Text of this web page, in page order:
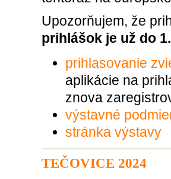
Upozorňujem, že
prihlášok je už do
prihlasovanie
aplikácie na
znova
výstavné
stránka výstavy
TEČOVICE 2024